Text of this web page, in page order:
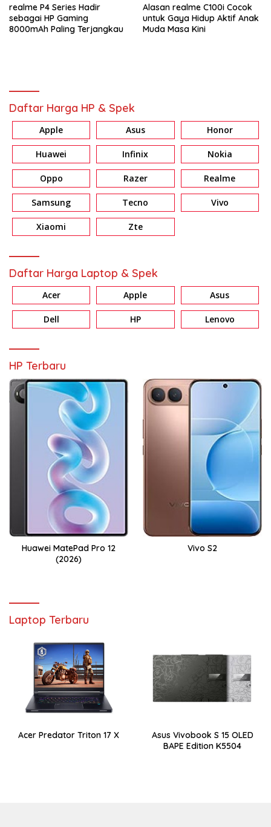
realme P4 Series Hadir
sebagai HP Gaming
8000mAh Paling Terjangkau
Alasan realme C100i Cocok
untuk Gaya Hidup Aktif Anak
Muda Masa Kini
Daftar Harga HP & Spek
Apple Asus Honor
Huawei Infinix Nokia
Oppo Razer Realme
Samsung Tecno Vivo
Xiaomi Zte
Daftar Harga Laptop & Spek
Acer Apple Asus
Dell HP Lenovo
HP Terbaru
Huawei MatePad Pro 12
(2026)
Vivo S2
Laptop Terbaru
Acer Predator Triton 17 X
Asus Vivobook S 15 OLED
BAPE Edition K5504